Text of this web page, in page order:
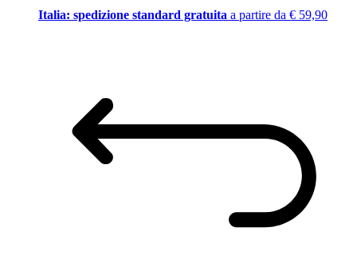
Italia: spedizione standard gratuita a partire da € 59,90